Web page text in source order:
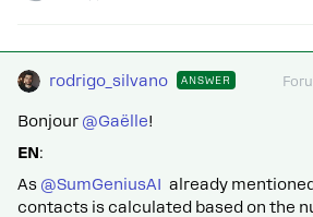
rodrigo_silvano ANSWER
Bonjour ​ @Gaëlle!
EN:
As ​ @SumGeniusAI already
contacts is calculated based on the